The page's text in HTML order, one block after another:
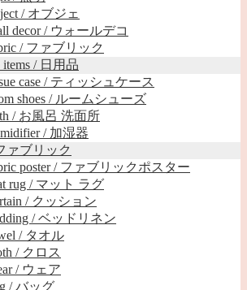
/ オブジェ
decor / ウォールデコ
/ ファブリック
items / 日用品
case / ティッシュケース
shoes / ルームシューズ
/ お風呂 洗面所
/ 加湿器
ァブリック
poster / ファブリックポスター
rug / マット ラグ
/ クッション
/ ベッドリネン
/ タオル
/ クロス
/ ウェア
/ バッグ